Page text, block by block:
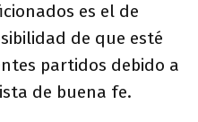
es el de
de que esté
partidos debido a
de buena fe.